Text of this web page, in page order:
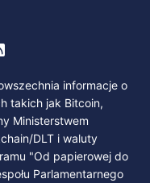
informacje o
takich jak Bitcoin,
Ministerstwem
DLT i waluty
"Od papierowej do
Parlamentarnego